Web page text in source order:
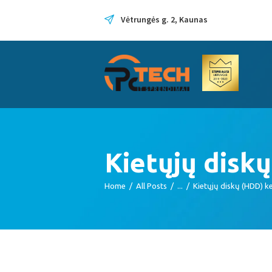
Vėtrungės g. 2, Kaunas
Kietųjų
Home All Posts ... Kietųjų diskų (HDD)